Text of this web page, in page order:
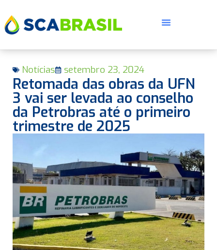
Notícias setembro 23, 2024
Retomada das obras da UFN
3 vai ser levada ao conselho
da Petrobras até o primeiro
trimestre de 2025